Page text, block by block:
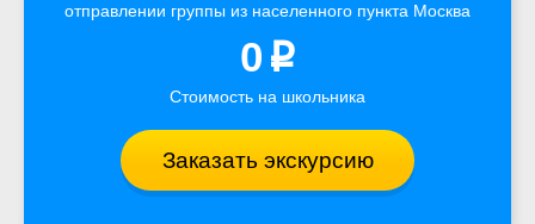
отправлении группы из населенного пункта Москва
0 p
Стоимость на школьника
Заказать экскурсию